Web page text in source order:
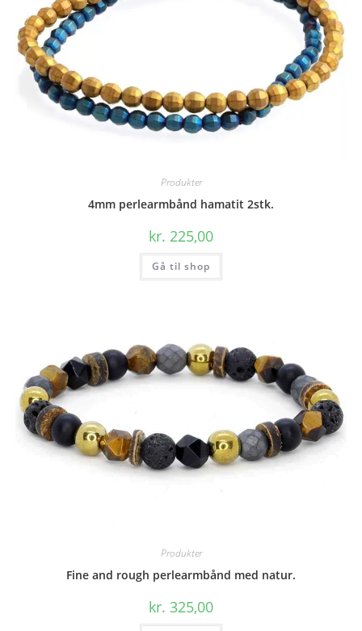
Produkter
4mm perlearmbånd hamatit 2stk.
kr. 225,00
Gå til shop
Produkter
Fine and rough perlearmbånd med natur.
kr. 325,00